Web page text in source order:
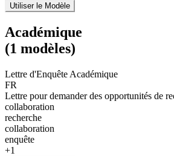
Utiliser le Modèle
Académique
(1 modèles)
Lettre d'Enquête Académique
FR
Lettre pour demander des opportunités de
collaboration
recherche
collaboration
enquête
+1